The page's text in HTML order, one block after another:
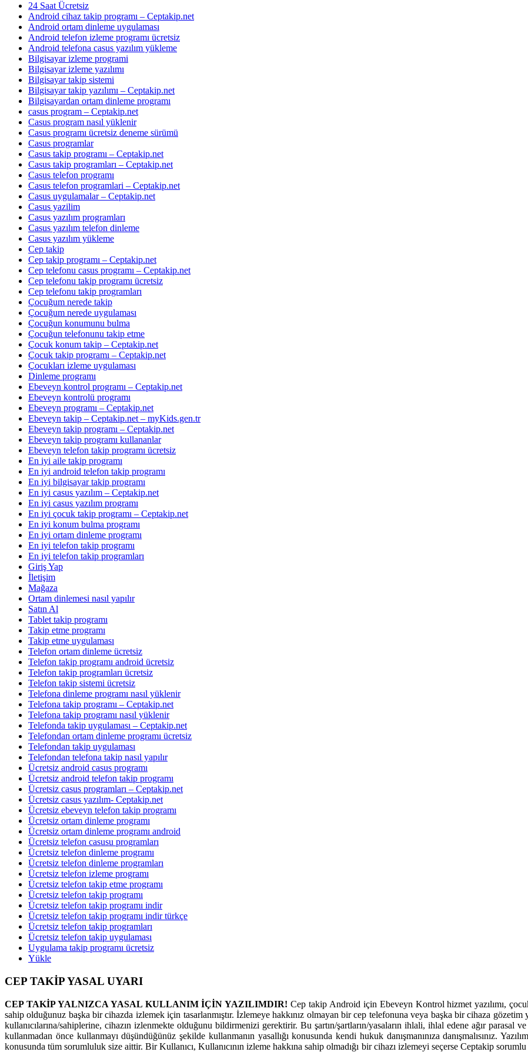
24 Saat Ücretsiz
Android cihaz takip programı – Ceptakip.net
Android ortam dinleme uygulaması
Android telefon izleme programı ücretsiz
Android telefona casus yazılım yükleme
Bilgisayar izleme programi
Bilgisayar izleme yazılımı
Bilgisayar takip sistemi
Bilgisayar takip yazılımı – Ceptakip.net
Bilgisayardan ortam dinleme programı
casus program – Ceptakip.net
Casus program nasıl yüklenir
Casus programı ücretsiz deneme sürümü
Casus programlar
Casus takip programı – Ceptakip.net
Casus takip programları – Ceptakip.net
Casus telefon programı
Casus telefon programlari – Ceptakip.net
Casus uygulamalar – Ceptakip.net
Casus yazilim
Casus yazılım programları
Casus yazılım telefon dinleme
Casus yazılım yükleme
Cep takip
Cep takip programı – Ceptakip.net
Cep telefonu casus programı – Ceptakip.net
Cep telefonu takip programı ücretsiz
Cep telefonu takip programları
Çocuğum nerede takip
Çocuğum nerede uygulaması
Çocuğun konumunu bulma
Çocuğun telefonunu takip etme
Çocuk konum takip – Ceptakip.net
Çocuk takip programı – Ceptakip.net
Çocukları izleme uygulaması
Dinleme programı
Ebeveyn kontrol programı – Ceptakip.net
Ebeveyn kontrolü programı
Ebeveyn programı – Ceptakip.net
Ebeveyn takip – Ceptakip.net – myKids.gen.tr
Ebeveyn takip programı – Ceptakip.net
Ebeveyn takip programı kullananlar
Ebeveyn telefon takip programı ücretsiz
En iyi aile takip programı
En iyi android telefon takip programı
En iyi bilgisayar takip programı
En iyi casus yazılım – Ceptakip.net
En iyi casus yazılım programı
En iyi çocuk takip programı – Ceptakip.net
En iyi konum bulma programı
En iyi ortam dinleme programı
En iyi telefon takip programı
En iyi telefon takip programları
Giriş Yap
İletişim
Mağaza
Ortam dinlemesi nasıl yapılır
Satın Al
Tablet takip programı
Takip etme programı
Takip etme uygulaması
Telefon ortam dinleme ücretsiz
Telefon takip programı android ücretsiz
Telefon takip programları ücretsiz
Telefon takip sistemi ücretsiz
Telefona dinleme programı nasıl yüklenir
Telefona takip programı – Ceptakip.net
Telefona takip programı nasıl yüklenir
Telefonda takip uygulaması – Ceptakip.net
Telefondan ortam dinleme programı ücretsiz
Telefondan takip uygulaması
Telefondan telefona takip nasıl yapılır
Ücretsiz android casus programı
Ücretsiz android telefon takip programı
Ücretsiz casus programları – Ceptakip.net
Ücretsiz casus yazılım- Ceptakip.net
Ücretsiz ebeveyn telefon takip programı
Ücretsiz ortam dinleme programı
Ücretsiz ortam dinleme programı android
Ücretsiz telefon casusu programları
Ücretsiz telefon dinleme programı
Ücretsiz telefon dinleme programları
Ücretsiz telefon izleme programı
Ücretsiz telefon takip etme programı
Ücretsiz telefon takip programı
Ücretsiz telefon takip programı indir
Ücretsiz telefon takip programı indir türkçe
Ücretsiz telefon takip programları
Ücretsiz telefon takip uygulaması
Uygulama takip programı ücretsiz
Yükle
CEP TAKİP YASAL UYARI
CEP TAKİP YALNIZCA YASAL KULLANIM İÇİN YAZILIMDIR! Cep takip Android için Ebeveyn Kontrol hizmet yazılımı,
sahip olduğunuz başka bir cihazda izlemek için tasarlanmıştır. İzlemeye hakkınız olmayan bir cep telefonuna veya başka bir cihaza gözetim
kullanıcılarına/sahiplerine, cihazın izlenmekte olduğunu bildirmenizi gerektirir. Bu şartın/şartların/yasaların ihlali, ihlal edene ağır parasal
kullanmadan önce kullanmayı düşündüğünüz şekilde kullanmanın yasallığı konusunda kendi hukuk danışmanınıza danışmalısınız.
konusunda tüm sorumluluk size aittir. Bir Kullanıcı, Kullanıcının izleme hakkına sahip olmadığı bir cihazı izlemeyi seçerse Ceptakip